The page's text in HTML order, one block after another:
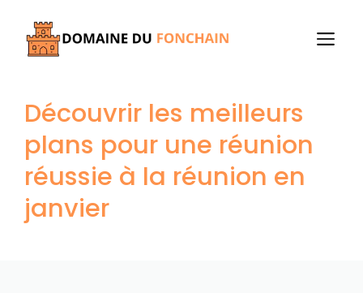
contenu
Découvrir les meilleurs
plans pour une réunion
réussie à la réunion en
janvier